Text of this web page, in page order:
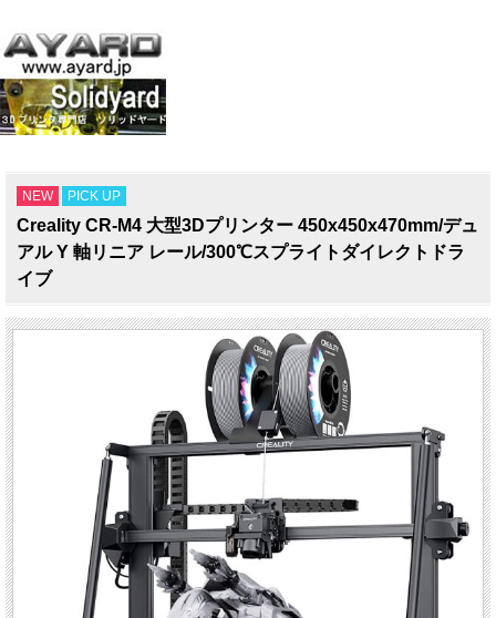
NEW PICK UP
Creality CR-M4 大型3Dプリンター 450x450x470mm/デュ
アル Y 軸リニア レール/300℃スプライトダイレクトドラ
イブ